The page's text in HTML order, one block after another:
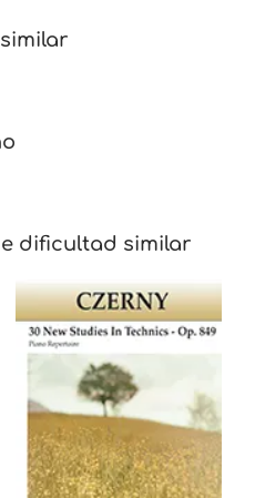
dificultad similar